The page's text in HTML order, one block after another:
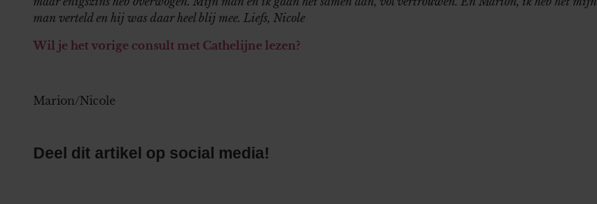
man verteld en hij was daar heel blij mee. Liefs, Nicole
Wil je het vorige consult met Cathelijne lezen?
Marion/Nicole
Deel dit artikel op social media!